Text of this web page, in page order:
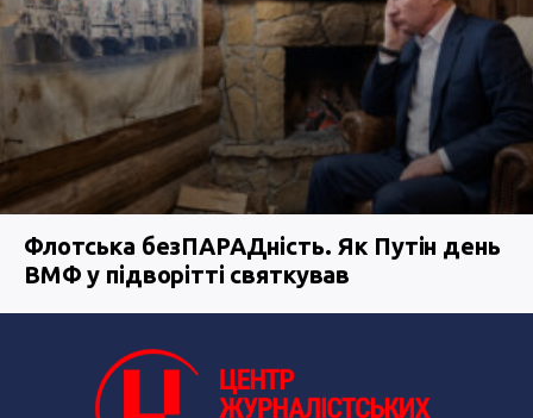
Флотська безПАРАДність. Як Путін день
ВМФ у підворітті святкував